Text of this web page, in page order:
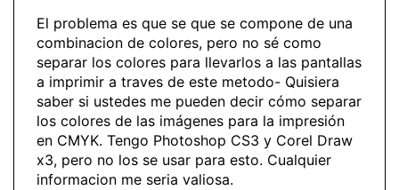
El problema es que se que se compone de una
combinacion de colores, pero no sé como
separar los colores para llevarlos a las pantallas
a imprimir a traves de este metodo- Quisiera
saber si ustedes me pueden decir cómo separar
los colores de las imágenes para la impresión
en CMYK. Tengo Photoshop CS3 y Corel Draw
x3, pero no los se usar para esto. Cualquier
informacion me seria valiosa.